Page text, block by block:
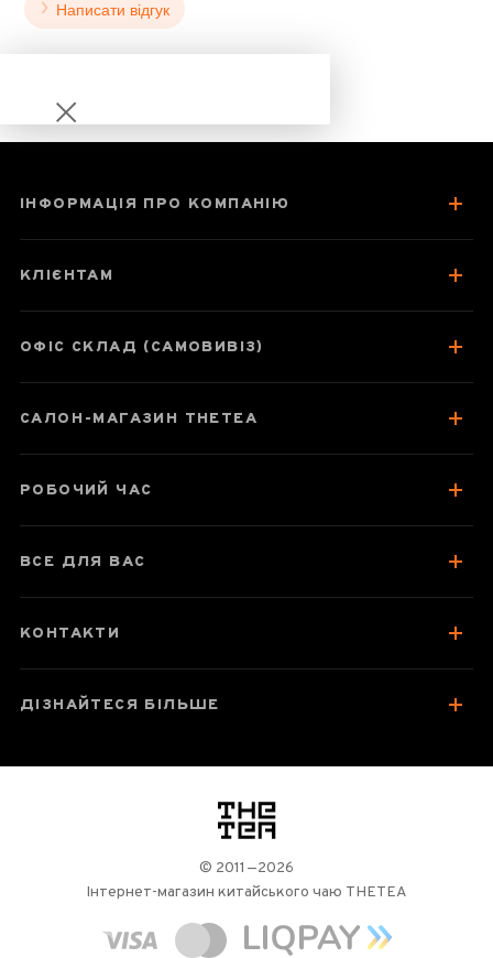
Написати відгук
Паспорт улуну
Про чай
Колекція Габа
Відгуки чаєманів 19
ІНФОРМАЦІЯ ПРО КОМПАНІЮ
КЛІЄНТАМ
ОФІС СКЛАД (САМОВИВІЗ)
САЛОН-МАГАЗИН THETEA
РОБОЧИЙ ЧАС
ВСЕ ДЛЯ ВАС
КОНТАКТИ
ДІЗНАЙТЕСЯ БІЛЬШЕ
логотип
© 2011—2026
Інтернет-магазин китайського чаю THETEA